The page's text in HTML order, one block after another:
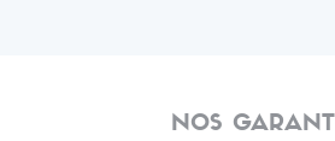
NOS